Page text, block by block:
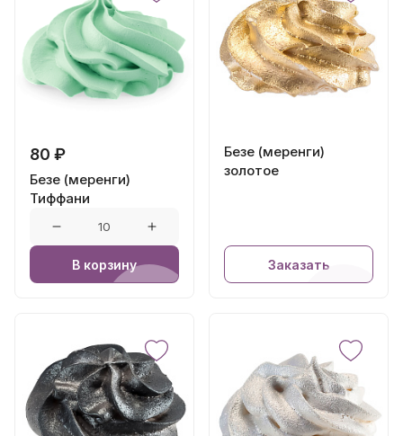
80 ₽
Безе (меренги)
Тиффани
В корзину
Безе (меренги)
золотое
Заказать